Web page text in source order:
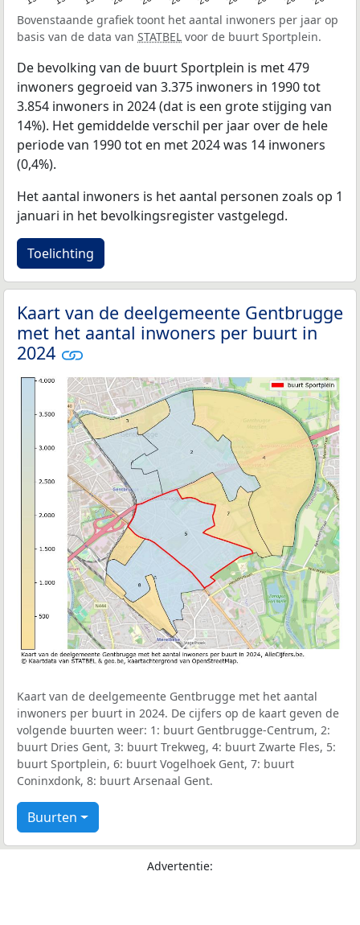
Bovenstaande grafiek toont het aantal inwoners per jaar op
basis van de data van STATBEL voor de buurt Sportplein.
De bevolking van de buurt Sportplein is met 479
inwoners gegroeid van 3.375 inwoners in 1990 tot
3.854 inwoners in 2024 (dat is een grote stijging van
14%). Het gemiddelde verschil per jaar over de hele
periode van 1990 tot en met 2024 was 14 inwoners
(0,4%).
Het aantal inwoners is het aantal personen zoals op 1
januari in het bevolkingsregister vastgelegd.
Toelichting
Kaart van de deelgemeente Gentbrugge
met het aantal inwoners per buurt in
2024
Kaart van de deelgemeente Gentbrugge met het aantal
inwoners per buurt in 2024. De cijfers op de kaart geven de
volgende buurten weer: 1: buurt Gentbrugge-Centrum, 2:
buurt Dries Gent, 3: buurt Trekweg, 4: buurt Zwarte Fles, 5:
buurt Sportplein, 6: buurt Vogelhoek Gent, 7: buurt
Coninxdonk, 8: buurt Arsenaal Gent.
Buurten
Advertentie: